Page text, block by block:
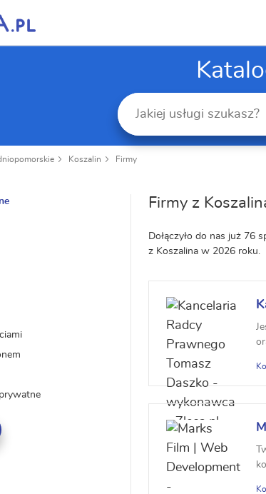
Koszalin Firmy
Firmy z
Dołączyło do nas już
z Koszalina w 2026 roku.